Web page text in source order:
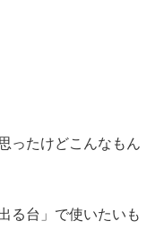
ったけどこんなもん
る台」で使いたいも